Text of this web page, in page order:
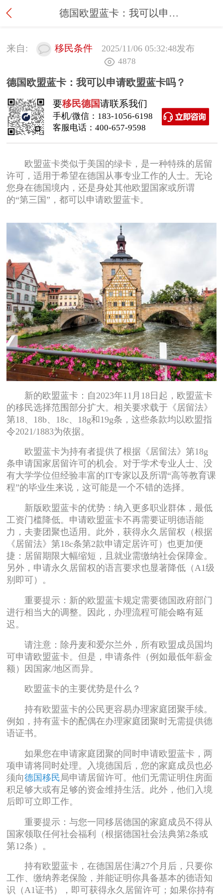
德国欧盟蓝卡：我可以申请欧盟蓝卡吗？
来自: 移民条件 2025/11/06 05:32:48发布
4878
德国欧盟蓝卡：我可以申请欧盟蓝卡吗？
要移民德国请联系我们
手机/微信： 183-1056-6198
客服电话： 400-657-9598
欧盟蓝卡类似于美国的绿卡，是一种特殊的居留
许可，适用于希望在德国从事专业工作的人士。无论
您身在德国境内，还是身处其他欧盟国家或所谓
的“第三国”，都可以申请欧盟蓝卡。
新的欧盟蓝卡：自2023年11月18日起，欧盟蓝卡
的移民选择范围部分扩大。相关要求载于《居留法》
第18、18b、18c、18g和19g条，这些条款均以欧盟指
令2021/1883为依据。
欧盟蓝卡为持有者提供了根据《居留法》第18g
条申请国家居留许可的机会。对于学术专业人士、没
有大学学位但经验丰富的IT专家以及所谓“高等教育课
程”的毕业生来说，这可能是一个不错的选择。
新版欧盟蓝卡的优势：纳入更多职业群体，最低
工资门槛降低。申请欧盟蓝卡不再需要证明德语能
力，夫妻团聚也适用。此外，获得永久居留权（根据
《居留法》第18c条第2款申请定居许可）也更加便
捷：居留期限大幅缩短，且就业需缴纳社会保障金。
另外，申请永久居留权的语言要求也显著降低（A1级
别即可）。
重要提示：新的欧盟蓝卡规定需要德国政府部门
进行相当大的调整。因此，办理流程可能会略有延
迟。
请注意：除丹麦和爱尔兰外，所有欧盟成员国均
可申请欧盟蓝卡。但是，申请条件（例如最低年薪金
额）因国家/地区而异。
欧盟蓝卡的主要优势是什么？
持有欧盟蓝卡的公民更容易办理家庭团聚手续。
例如，持有蓝卡的配偶在办理家庭团聚时无需提供德
语证书。
如果您在申请家庭团聚的同时申请欧盟蓝卡，两
项申请将同时处理。入境德国后，您的家庭成员也必
须向德国移民 局申请居留许可。他们无需证明住房面
积足够大或有足够的资金维持生活。此外，他们入境
后即可立即工作。
重要提示：与您一同移居德国的家庭成员不得从
国家领取任何社会福利（根据德国社会法典第2条或
第12条）。
持有欧盟蓝卡，在德国居住满27个月后，只要你
工作、缴纳养老保险，并能证明你具备基本的德语知
识（A1证书），即可获得永久居留许可；如果你持有